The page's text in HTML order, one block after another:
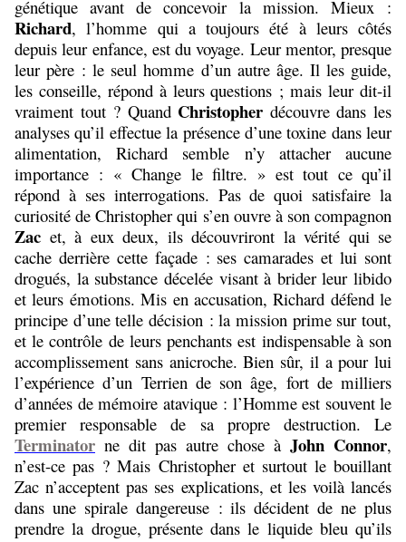
génétique avant de concevoir la mission. Mieux :
Richard, l’homme qui a toujours été à leurs côtés
depuis leur enfance, est du voyage. Leur mentor, presque
leur père : le seul homme d’un autre âge. Il les guide,
les conseille, répond à leurs questions ; mais leur dit-il
vraiment tout ? Quand Christopher découvre dans les
analyses qu’il effectue la présence d’une toxine dans leur
alimentation, Richard semble n’y attacher aucune
importance : « Change le filtre. » est tout ce qu’il
répond à ses interrogations. Pas de quoi satisfaire la
curiosité de Christopher qui s’en ouvre à son compagnon
Zac et, à eux deux, ils découvriront la vérité qui se
cache derrière cette façade : ses camarades et lui sont
drogués, la substance décelée visant à brider leur libido
et leurs émotions. Mis en accusation, Richard défend le
principe d’une telle décision : la mission prime sur tout,
et le contrôle de leurs penchants est indispensable à son
accomplissement sans anicroche. Bien sûr, il a pour lui
l’expérience d’un Terrien de son âge, fort de milliers
d’années de mémoire atavique : l’Homme est souvent le
premier responsable de sa propre destruction. Le
Terminator ne dit pas autre chose à John Connor,
n’est-ce pas ? Mais Christopher et surtout le bouillant
Zac n’acceptent pas ses explications, et les voilà lancés
dans une spirale dangereuse : ils décident de ne plus
prendre la drogue, présente dans le liquide bleu qu’ils